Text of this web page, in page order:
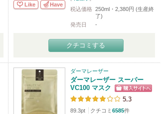
Like Have
税込価格 250ml・2,380円 (生産終
了)
発売日
-
クチコミする
ダーマレーザー
ダーマレーザー スーパー
VC100 マスク
5.3
89.3pt クチコミ 6585件